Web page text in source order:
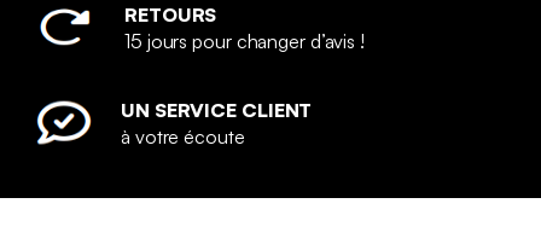
RETOURS
15 jours pour changer d’avis !
UN SERVICE CLIENT
à votre écoute